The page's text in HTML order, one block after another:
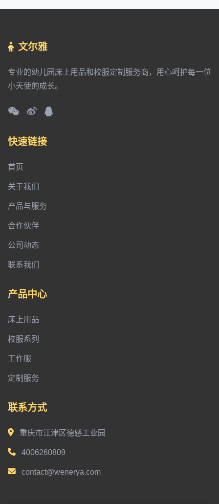
文尔雅
专业的幼儿园床上用品和校服定制服务商，用心呵护每一位
小天使的成长。
快速链接
首页
关于我们
产品与服务
合作伙伴
公司动态
联系我们
产品中心
床上用品
校服系列
工作服
定制服务
联系方式
重庆市江津区德感工业园
4006260809
contact@wenerya.com